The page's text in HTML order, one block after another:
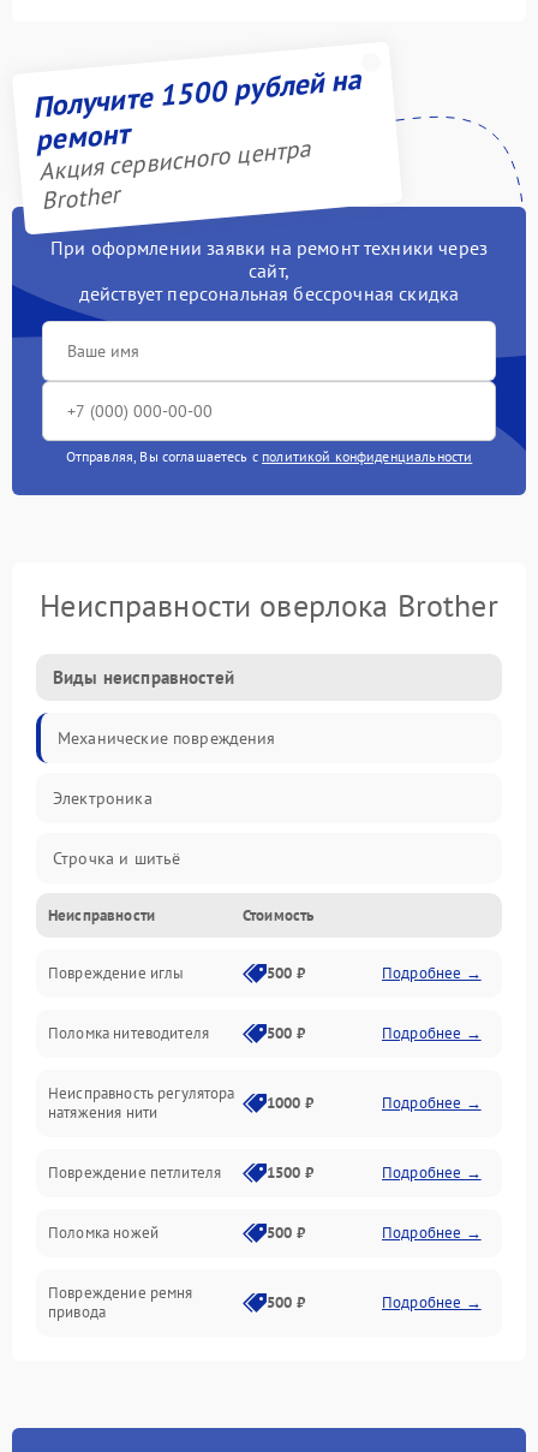
Получите 1500 рублей на
ремонт
Акция сервисного центра
Brother
При оформлении заявки на ремонт техники через
сайт,
действует персональная бессрочная скидка
Отправляя, Вы соглашаетесь с политикой конфиденциальности
Неисправности оверлока Brother
Виды неисправностей
Механические повреждения
Электроника
Строчка и шитьё
Прочие неисправности
Подача ткани
Игловодитель и механизмы
Ножи и обрезка
Шпульки, нити и заправка
Неисправности Стоимость
Повреждение иглы 500 ₽ Подробнее →
Поломка нитеводителя 500 ₽ Подробнее →
Неисправность регулятора
натяжения нити
1000 ₽ Подробнее →
Повреждение петлителя 1500 ₽ Подробнее →
Поломка ножей 500 ₽ Подробнее →
Повреждение ремня
привода
500 ₽ Подробнее →
Неисправность системы